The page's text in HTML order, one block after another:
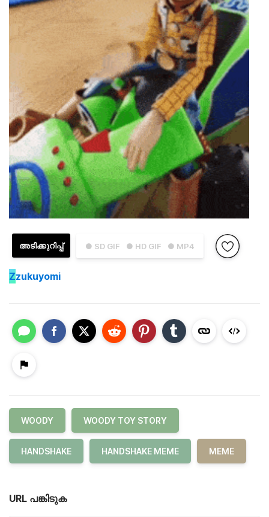
● SD GIF ● HD GIF ● MP4
അടിക്കുറിപ്പ്
Zzukuyomi
WOODY WOODY TOY STORY
HANDSHAKE HANDSHAKE MEME MEME
URL പങ്കിടുക